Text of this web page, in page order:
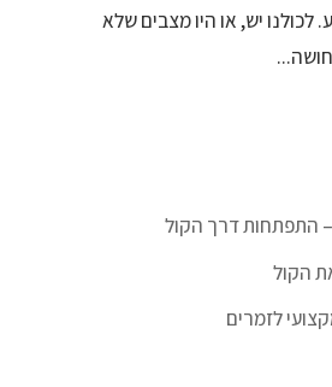
לכולנו יש, או היו מצבים שלא
התפתחות דרך הקול
הקול
לזמרים